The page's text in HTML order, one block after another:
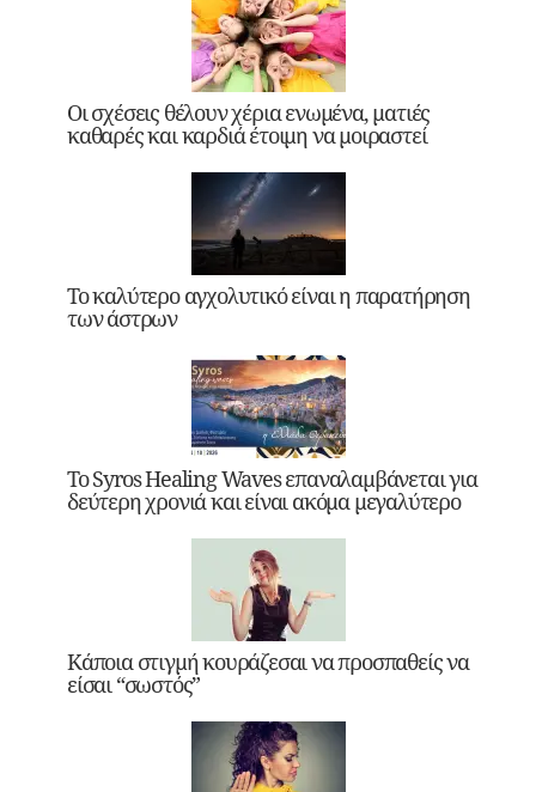
Οι σχέσεις θέλουν χέρια ενωμένα, ματιές
καθαρές και καρδιά έτοιμη να μοιραστεί
Το καλύτερο αγχολυτικό είναι η παρατήρηση
των άστρων
Το Syros Healing Waves επαναλαμβάνεται για
δεύτερη χρονιά και είναι ακόμα μεγαλύτερο
Κάποια στιγμή κουράζεσαι να προσπαθείς να
είσαι “σωστός”